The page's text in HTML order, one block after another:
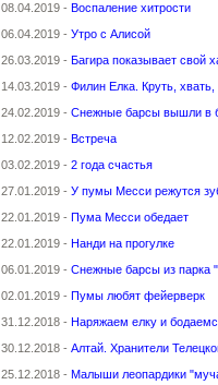
08.04.2019 - Воспаление хитрости
06.04.2019 - Утро с Алисой
26.03.2019 - Багира показывает свой
14.03.2019 - Филин Елка. Круть, хвать,
24.02.2019 - Снежные барсы вышли в
12.02.2019 - Встреча
03.02.2019 - 2 года счастья
27.01.2019 - У пумы Месси режутся
22.01.2019 - Пума Месси обедает
22.01.2019 - Нанди на прогулке
06.01.2019 - Снежные барсы из парка
02.01.2019 - Пумы любят фейерверк
31.12.2018 - Наряжаем елку и
30.12.2018 - Алтай. Хранители
25.12.2018 - Малыши леопардики